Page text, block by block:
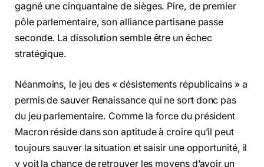
gagné une cinquantaine de sièges. Pire, de premier
pôle parlementaire, son alliance partisane passe
seconde. La dissolution semble être un échec
stratégique.
Néanmoins, le jeu des « désistements républicains » a
permis de sauver Renaissance qui ne sort donc pas
du jeu parlementaire. Comme la force du président
Macron réside dans son aptitude à croire qu’il peut
toujours sauver la situation et saisir une opportunité, il
y voit la chance de retrouver les moyens d’avoir un